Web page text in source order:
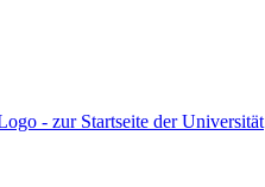
- zur Startseite der Universität